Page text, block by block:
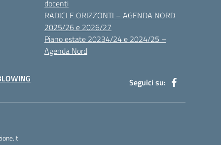
docenti
RADICI E ORIZZONTI – AGENDA NORD
2025/26 e 2026/27
Piano estate 20234/24 e 2024/25 –
Agenda Nord
Seguici su: